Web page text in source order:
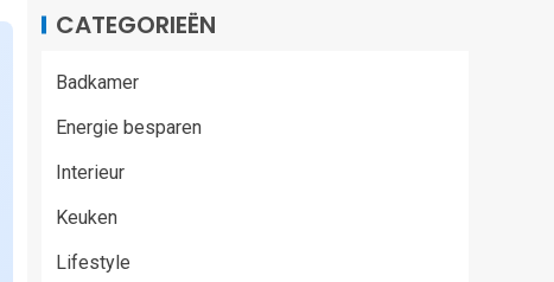
CATEGORIEËN
Badkamer
Energie besparen
Interieur
Keuken
Lifestyle